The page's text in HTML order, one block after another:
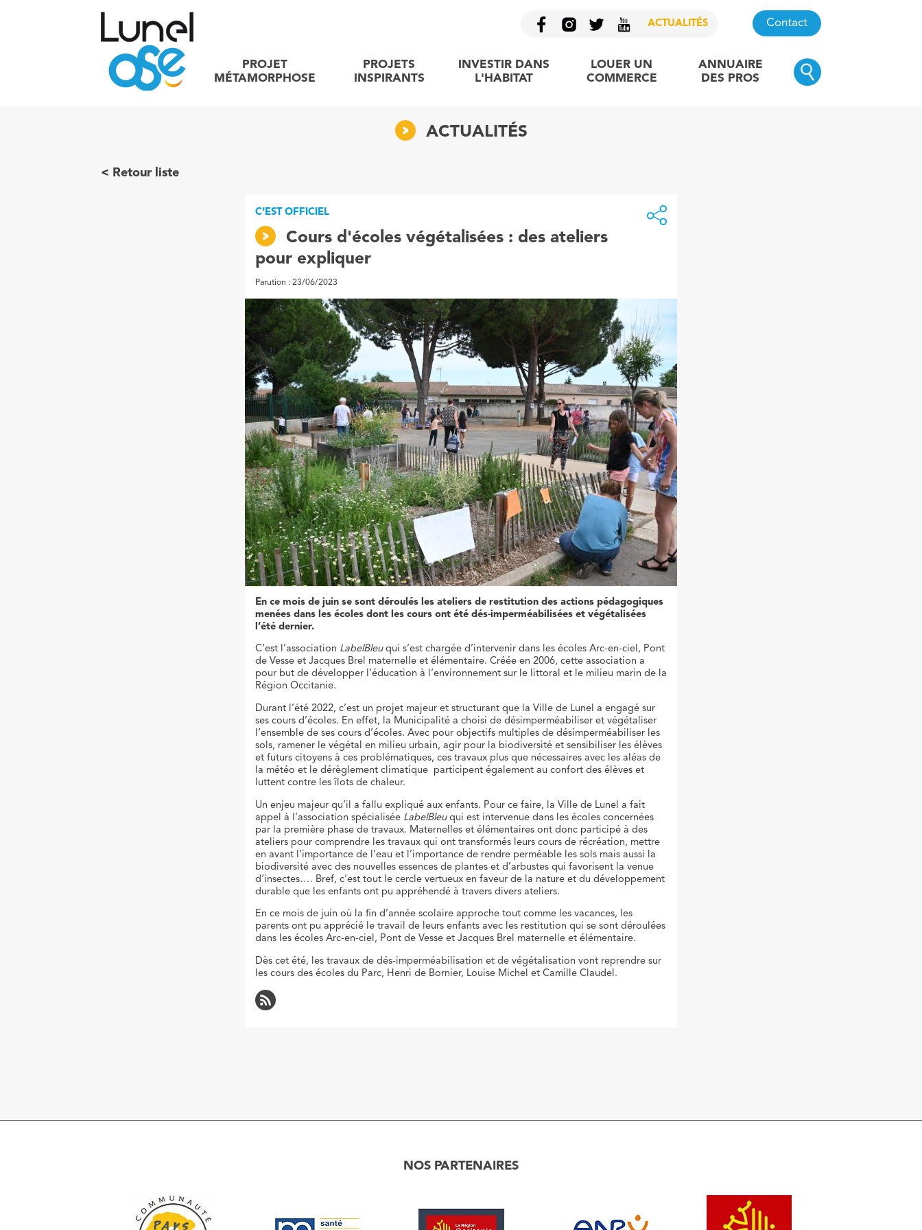
ACTUALITÉS
PROJET
MÉTAMORPHOSE
PROJETS
INSPIRANTS
INVESTIR DANS
L'HABITAT
LOUER UN
COMMERCE
ANNUAIRE
DES PROS
Contact
ACTUALITÉS
Retour liste
Cours d'écoles végétalisées : des ateliers
pour expliquer
C’EST OFFICIEL
Parution : 23/06/2023
En ce mois de juin se sont déroulés les ateliers de restitution des actions pédagogiques
menées dans les écoles dont les cours ont été dés-imperméabilisées et végétalisées
l’été dernier.
C’est l’association LabelBleuqui s’est chargée d’intervenir dans les écoles Arc-en-ciel, Pont
de Vesse et Jacques Brel maternelle et élémentaire. Créée en 2006, cette association a
pour but de développer l’éducation à l’environnement sur le littoral et le milieu marin de la
Région Occitanie.
Durant l’été 2022, c’est un projet majeur et structurant que la Ville de Lunel a engagé sur
ses cours d’écoles. En effet, la Municipalité a choisi de désimperméabiliser et végétaliser
l’ensemble de ses cours d’écoles. Avec pour objectifs multiples de désimperméabiliser les
sols, ramener le végétal en milieu urbain, agir pour la biodiversité et sensibiliser les élèves
et futurs citoyens à ces problématiques, ces travaux plus que nécessaires avec les aléas de
la météo et le dérèglement climatique participent également au confort des élèves et
luttent contre les îlots de chaleur.
Un enjeu majeur qu’il a fallu expliqué aux enfants. Pour ce faire, la Ville de Lunel a fait
appel à l’association spécialisée LabelBleuqui est intervenue dans les écoles concernées
par la première phase de travaux. Maternelles et élémentaires ont donc participé à des
ateliers pour comprendre les travaux qui ont transformés leurs cours de récréation, mettre
en avant l’importance de l’eau et l’importance de rendre perméable les sols mais aussi la
biodiversité avec des nouvelles essences de plantes et d’arbustes qui favorisent la venue
d’insectes…. Bref, c’est tout le cercle vertueux en faveur de la nature et du développement
durable que les enfants ont pu appréhendé à travers divers ateliers.
En ce mois de juin où la fin d’année scolaire approche tout comme les vacances, les
parents ont pu apprécié le travail de leurs enfants avec les restitution qui se sont déroulées
dans les écoles Arc-en-ciel, Pont de Vesse et Jacques Brel maternelle et élémentaire.
Dès cet été, les travaux de dés-imperméabilisation et de végétalisation vont reprendre sur
les cours des écoles du Parc, Henri de Bornier, Louise Michel et Camille Claudel.
NOS PARTENAIRES